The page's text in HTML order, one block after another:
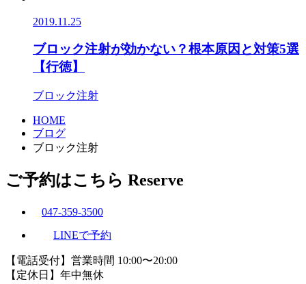
2019.11.25
ブロック注射が効かない？根本原因と対策5選
【行徳】
ブロック注射
HOME
ブログ
ブロック注射
ご予約はこちら Reserve
047-359-3500
LINEで予約
【電話受付】営業時間 10:00〜20:00
【定休日】年中無休